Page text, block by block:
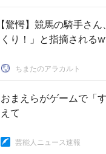
【驚愕】競馬の騎手さ
くり！」と指摘され
ちまたのアラカルト
おまえらがゲームで「
えて
芸能人ニュース速報